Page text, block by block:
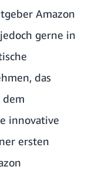
Amazon
gerne in
das
innovative
ersten